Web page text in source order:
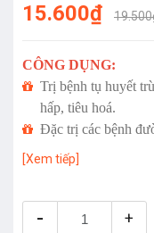
15.600₫
CÔNG DỤNG:
Trị bệnh tụ huyết
hấp, tiêu hoá.
Đặc trị các bệnh
[Xem tiếp]
- +